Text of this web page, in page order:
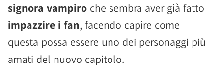
signora vampiro che sembra aver già fatto
impazzire i fan, facendo capire come
questa possa essere uno dei personaggi più
amati del nuovo capitolo.